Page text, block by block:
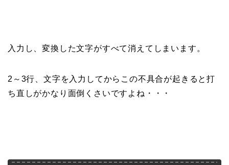
入力し、変換した文字がすべて消えてしまいます。
2～3行、文字を入力してからこの不具合が起きると打
ち直しがかなり面倒くさいですよね・・・